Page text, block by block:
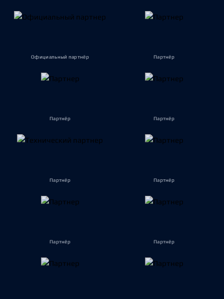
Официальный партнёр Партнёр
Партнёр Партнёр
Партнёр Партнёр
Партнёр Партнёр